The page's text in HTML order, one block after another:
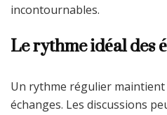
incontournables.
Le rythme idéal des
Un rythme régulier maintient
échanges. Les discussions